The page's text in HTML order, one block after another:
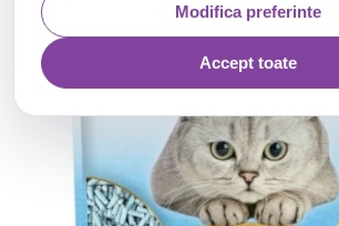
Modifica preferinte
Accept toate